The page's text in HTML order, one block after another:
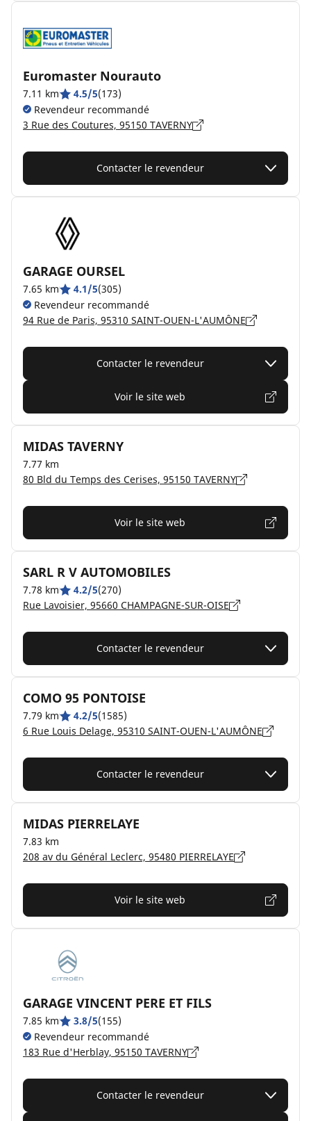
Euromaster Nourauto
7.11 km 4.5/5(173)
Revendeur recommandé
3 Rue des Coutures, 95150 TAVERNY
Contacter le revendeur
GARAGE OURSEL
7.65 km 4.1/5(305)
Revendeur recommandé
94 Rue de Paris, 95310 SAINT-OUEN-L'AUMÔNE
Contacter le revendeur
Voir le site web
MIDAS TAVERNY
7.77 km
80 Bld du Temps des Cerises, 95150 TAVERNY
Voir le site web
SARL R V AUTOMOBILES
7.78 km 4.2/5(270)
Rue Lavoisier, 95660 CHAMPAGNE-SUR-OISE
Contacter le revendeur
COMO 95 PONTOISE
7.79 km 4.2/5(1585)
6 Rue Louis Delage, 95310 SAINT-OUEN-L'AUMÔNE
Contacter le revendeur
MIDAS PIERRELAYE
7.83 km
208 av du Général Leclerc, 95480 PIERRELAYE
Voir le site web
GARAGE VINCENT PERE ET FILS
7.85 km 3.8/5(155)
Revendeur recommandé
183 Rue d'Herblay, 95150 TAVERNY
Contacter le revendeur